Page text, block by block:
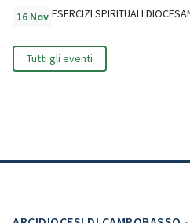
16 Nov ESERCIZI SPIRITUALI
Tutti gli eventi